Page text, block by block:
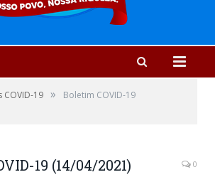
COVID-19 »
Boletim COVID-19
19 (14/04/2021) 0